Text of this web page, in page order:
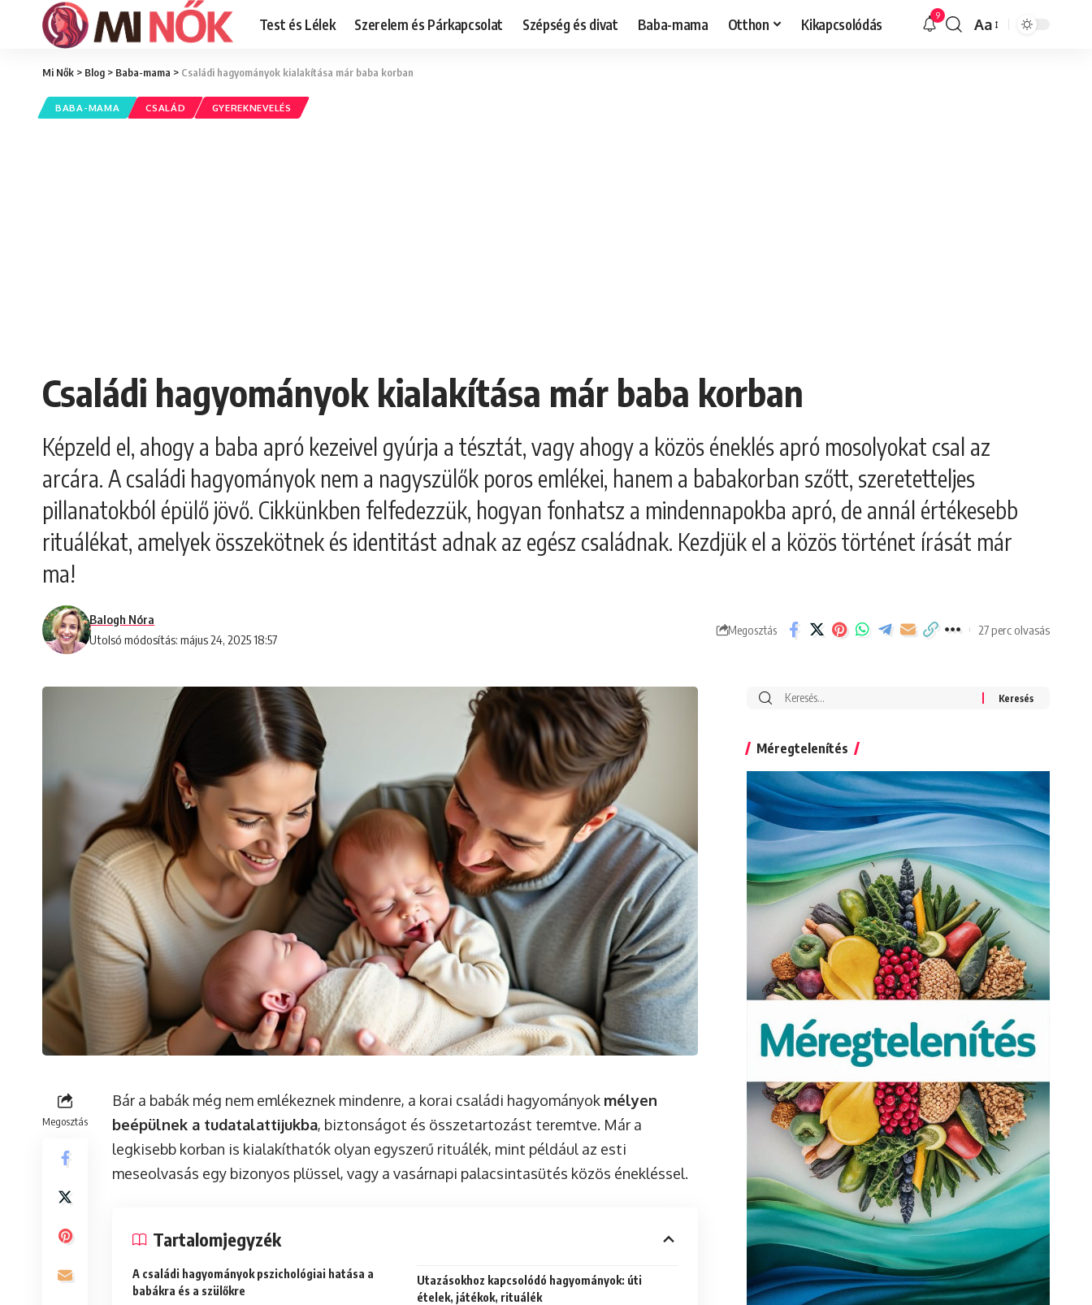
Test és Lélek Szerelem és Párkapcsolat Szépség és divat Baba-mama Otthon Kikapcsolódás 9
Font
Aa
Mi Nők > Blog > Baba-mama > Családi hagyományok kialakítása már baba korban
BABA-MAMA CSALÁD GYEREKNEVELÉS
Családi hagyományok kialakítása már baba korban
Képzeld el, ahogy a baba apró kezeivel gyúrja a tésztát, vagy ahogy a közös éneklés apró mosolyokat csal az
arcára. A családi hagyományok nem a nagyszülők poros emlékei, hanem a babakorban szőtt, szeretetteljes
pillanatokból épülő jövő. Cikkünkben felfedezzük, hogyan fonhatsz a mindennapokba apró, de annál értékesebb
rituálékat, amelyek összekötnek és identitást adnak az egész családnak. Kezdjük el a közös történet írását már
ma!
Utolsó módosítás: május 24, 2025 18:57
Balogh Nóra
Megosztás 27 perc olvasás
Megosztás
Bár a babák még nem emlékeznek mindenre, a korai családi hagyományok mélyen
beépülnek a tudatalattijukba, biztonságot és összetartozást teremtve. Már a
legkisebb korban is kialakíthatók olyan egyszerű rituálék, mint például az esti
meseolvasás egy bizonyos plüssel, vagy a vasárnapi palacsintasütés közös énekléssel.
Tartalomjegyzék
A családi hagyományok pszichológiai hatása a
babákra és a szülőkre
Utazásokhoz kapcsolódó hagyományok: úti
ételek, játékok, rituálék
Search
Méregtelenítés